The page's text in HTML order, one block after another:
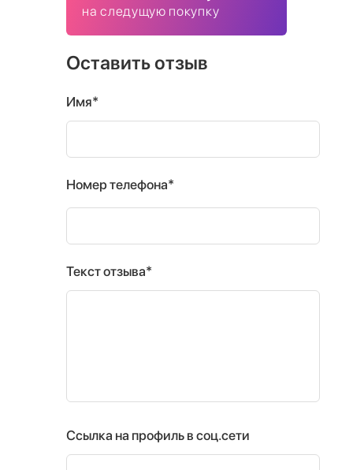
на следущую покупку
Оставить отзыв
Имя*
Номер телефона*
Текст отзыва*
Ссылка на профиль в соц.сети